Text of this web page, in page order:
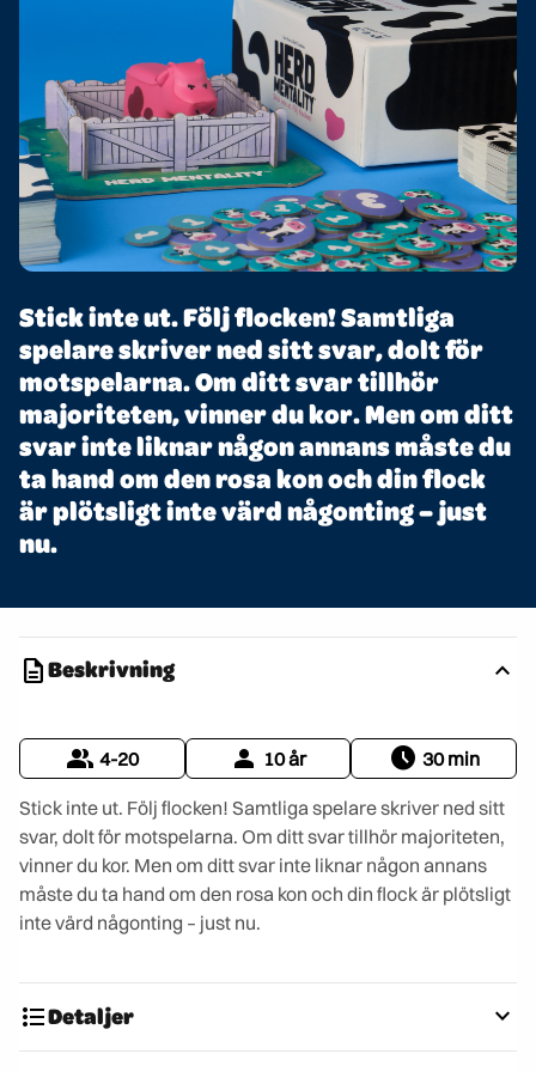
Stick inte ut. Följ flocken! Samtliga
spelare skriver ned sitt svar, dolt för
motspelarna. Om ditt svar tillhör
majoriteten, vinner du kor. Men om ditt
svar inte liknar någon annans måste du
ta hand om den rosa kon och din flock
är plötsligt inte värd någonting – just
nu.
descriptionBeskrivning expand_less
group 4-20 person 10 år schedule 30 min
Stick inte ut. Följ flocken! Samtliga spelare skriver ned sitt
svar, dolt för motspelarna. Om ditt svar tillhör majoriteten,
vinner du kor. Men om ditt svar inte liknar någon annans
måste du ta hand om den rosa kon och din flock är plötsligt
inte värd någonting – just nu.
format_list_bulletedDetaljer expand_more